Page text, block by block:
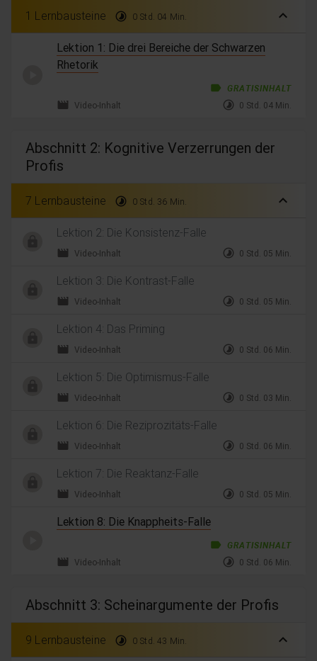
1 Lernbausteine timelapse 0 Std. 04 Min. expand_less
Lektion 1: Die drei Bereiche der Schwarzen
Rhetorik
label GRATISINHALT
movie Video-Inhalt timelapse 0 Std. 04 Min.
Abschnitt 2: Kognitive Verzerrungen der
Profis
7 Lernbausteine timelapse 0 Std. 36 Min. expand_less
Lektion 2: Die Konsistenz-Falle
movie Video-Inhalt timelapse 0 Std. 05 Min.
Lektion 3: Die Kontrast-Falle
movie Video-Inhalt timelapse 0 Std. 05 Min.
Lektion 4: Das Priming
movie Video-Inhalt timelapse 0 Std. 06 Min.
Lektion 5: Die Optimismus-Falle
movie Video-Inhalt timelapse 0 Std. 03 Min.
Lektion 6: Die Reziprozitäts-Falle
movie Video-Inhalt timelapse 0 Std. 06 Min.
Lektion 7: Die Reaktanz-Falle
movie Video-Inhalt timelapse 0 Std. 05 Min.
Lektion 8: Die Knappheits-Falle
label GRATISINHALT
movie Video-Inhalt timelapse 0 Std. 06 Min.
Abschnitt 3: Scheinargumente der Profis
9 Lernbausteine timelapse 0 Std. 43 Min. expand_less